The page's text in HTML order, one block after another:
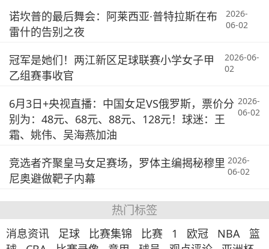
诺坎普的最后舞会：阿莱西亚·普特拉斯在布
雷什的告别之夜
2026-
06-02
冠军是她们！两江新区足球联赛小学女子甲
乙组赛事收官
2026-06-
02
6月3日+央视直播：中国女足VS俄罗斯，票价分
别为：48元、68元、88元、128元！球迷：王
霜、姚伟、吴海燕加油
2026-
06-02
竞选者齐聚皇马女足赛场，罗体主编揭秘穆里
尼奥避做靶子内幕
2026-
06-02
热门标签
消息资讯 足球 比赛集锦 比赛 1 欧冠 NBA
篮